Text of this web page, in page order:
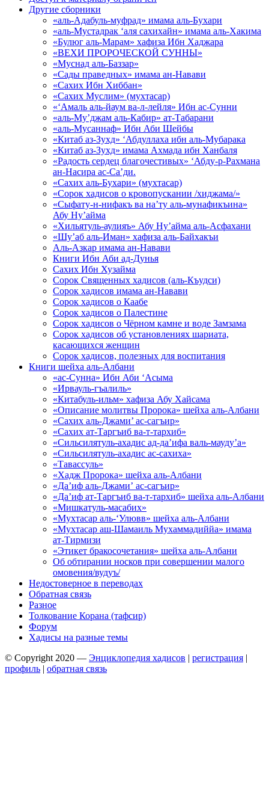
Другие сборники
«аль-Адабуль-муфрад» имама аль-Бухари
«аль-Мустадрак ‘аля сахихайн» имама аль-Хакима
«Булюг аль-Марам» хафиза Ибн Хаджара
«ВЕХИ ПРОРОЧЕСКОЙ СУННЫ»
«Муснад аль-Баззар»
«Сады праведных» имама ан-Навави
«Сахих Ибн Хиббан»
«Сахих Муслим» (мухтасар)
«‘Амаль аль-йаум ва-л-лейля» Ибн ас-Сунни
«аль-Му’джам аль-Кабир» ат-Табарани
«аль-Мусаннаф» Ибн Аби Шейбы
«Китаб аз-Зухд» ‘Абдуллаха ибн аль-Мубарака
«Китаб аз-Зухд» имама Ахмада ибн Ханбаля
«Радость сердец благочестивых» ‘Абду-р-Рахмана
ан-Насира ас-Са’ди.
«Сахих аль-Бухари» (мухтасар)
«Сорок хадисов о кровопускании /хиджама/»
«Сыфату-н-нифакъ ва на’ту аль-мунафикъина»
Абу Ну’айма
«Хильятуль-аулияъ» Абу Ну’айма аль-Асфахани
«Шу’аб аль-Иман» хафиза аль-Байхакъи
Аль-Азкар имама ан-Навави
Книги Ибн Аби ад-Дунья
Сахих Ибн Хузайма
Сорок Священных хадисов (аль-Къудси)
Сорок хадисов имама ан-Навави
Сорок хадисов о Каабе
Сорок хадисов о Палестине
Сорок хадисов о Чёрном камне и воде Замзама
Сорок хадисов об установлениях шариата,
касающихся женщин
Сорок хадисов, полезных для воспитания
Книги шейха аль-Албани
«ас-Сунна» Ибн Аби ‘Асыма
«Ирвауль-гъалиль»
«Китабуль-ильм» хафиза Абу Хайсама
«Описание молитвы Пророка» шейха аль-Албани
«Сахих аль-Джами’ ас-сагъир»
«Сахих ат-Таргъиб ва-т-тархиб»
«Сильсилятуль-ахадис ад-да’ифа валь-мауду’а»
«Сильсилятуль-ахадис ас-сахиха»
«Тавассуль»
«Хадж Пророка» шейха аль-Албани
«Да’иф аль-Джами’ ас-сагъир»
«Да’иф ат-Таргъиб ва-т-тархиб» шейха аль-Албани
«Мишкатуль-масабих»
«Мухтасар аль-‘Улювв» шейха аль-Албани
«Мухтасар аш-Шамаиль Мухаммадиййа» имама
ат-Тирмизи
«Этикет бракосочетания» шейха аль-Албани
Об обтирании носков при совершении малого
омовения/вудуъ/
Недостоверное в переводах
Обратная связь
Разное
Толкование Корана (тафсир)
Форум
Хадисы на разные темы
© Copyright 2020 — Энциклопедия хадисов | регистрация |
профиль | обратная связь